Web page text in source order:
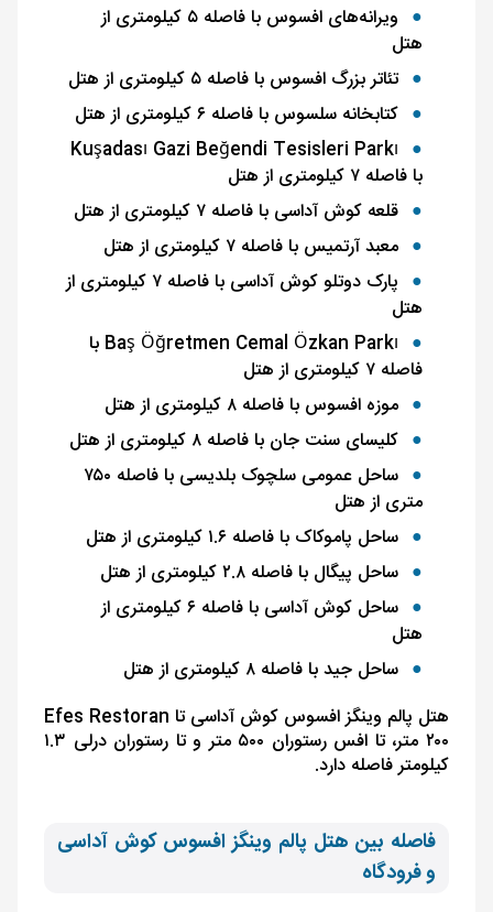
ویرانه‌های افسوس با فاصله ۵ کیلومتری از
هتل
تئاتر بزرگ افسوس با فاصله ۵ کیلومتری از هتل
کتابخانه سلسوس با فاصله ۶ کیلومتری از هتل
Kuşadası Gazi Beğendi Tesisleri Parkı
با فاصله ۷ کیلومتری از هتل
قلعه کوش آداسی با فاصله ۷ کیلومتری از هتل
معبد آرتمیس با فاصله ۷ کیلومتری از هتل
پارک دوتلو کوش آداسی با فاصله ۷ کیلومتری از
هتل
Baş Öğretmen Cemal Özkan Parkı با
فاصله ۷ کیلومتری از هتل
موزه افسوس با فاصله ۸ کیلومتری از هتل
کلیسای سنت جان با فاصله ۸ کیلومتری از هتل
ساحل عمومی سلچوک بلدیسی با فاصله ۷۵۰
متری از هتل
ساحل پاموکاک با فاصله ۱.۶ کیلومتری از هتل
ساحل پیگال با فاصله ۲.۸ کیلومتری از هتل
ساحل کوش آداسی با فاصله ۶ کیلومتری از
هتل
ساحل جید با فاصله ۸ کیلومتری از هتل
هتل پالم وینگز افسوس کوش آداسی تا Efes Restoran
۲۰۰ متر، تا افس رستوران ۵۰۰ متر و تا رستوران درلی ۱.۳
کیلومتر فاصله دارد.
فاصله بین هتل پالم وینگز افسوس کوش آداسی
و فرودگاه